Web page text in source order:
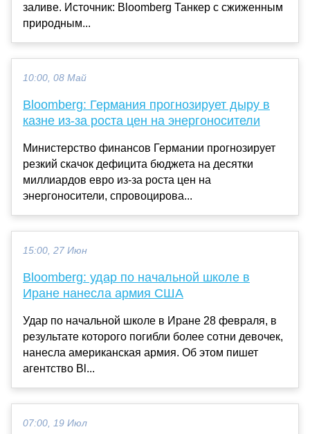
заливе. Источник: Bloomberg Танкер с сжиженным
природным...
10:00, 08 Май
Bloomberg: Германия прогнозирует дыру в
казне из-за роста цен на энергоносители
Министерство финансов Германии прогнозирует
резкий скачок дефицита бюджета на десятки
миллиардов евро из-за роста цен на
энергоносители, спровоцирова...
15:00, 27 Июн
Bloomberg: удар по начальной школе в
Иране нанесла армия США
Удар по начальной школе в Иране 28 февраля, в
результате которого погибли более сотни девочек,
нанесла американская армия. Об этом пишет
агентство Bl...
07:00, 19 Июл